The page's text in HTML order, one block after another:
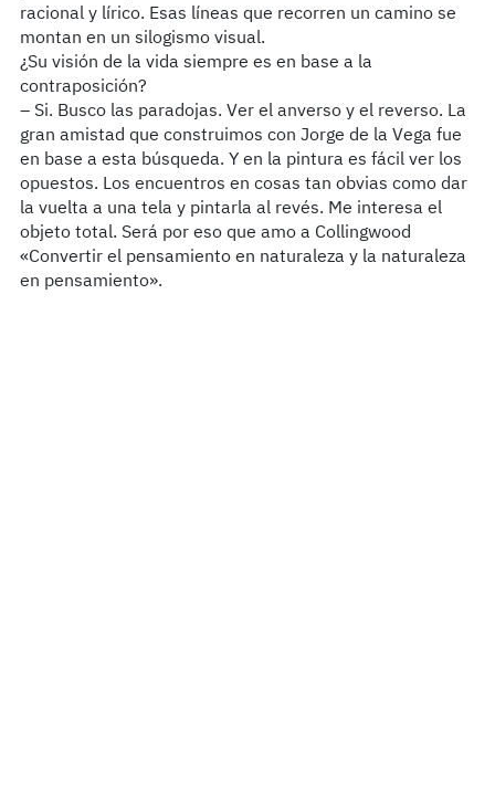
racional y lírico. Esas líneas que recorren un camino se
montan en un silogismo visual.
¿Su visión de la vida siempre es en base a la
contraposición?
– Si. Busco las paradojas. Ver el anverso y el reverso. La
gran amistad que construimos con Jorge de la Vega fue
en base a esta búsqueda. Y en la pintura es fácil ver los
opuestos. Los encuentros en cosas tan obvias como dar
la vuelta a una tela y pintarla al revés. Me interesa el
objeto total. Será por eso que amo a Collingwood
«Convertir el pensamiento en naturaleza y la naturaleza
en pensamiento».